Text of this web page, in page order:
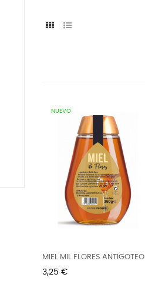
NUEVO
MIEL MIL FLORES ANTIGOTEO
350G
Precio
3,25 €